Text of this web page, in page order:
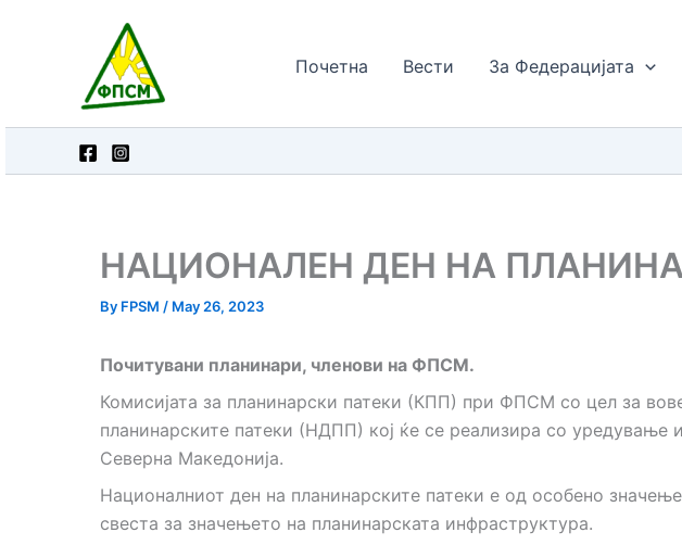
Почетна Вести За Федерацијата
НАЦИОНАЛЕН ДЕН НА
By FPSM / May 26, 2023
Почитувани планинари, членови на ФПСМ.
Комисијата за планинарски патеки (КПП) при ФПСМ со цел за
планинарските патеки (НДПП) кој ќе се реализира со уредување
Северна Македонија.
Националниот ден на планинарските патеки е од особено
свеста за значењето на планинарската инфраструктура.